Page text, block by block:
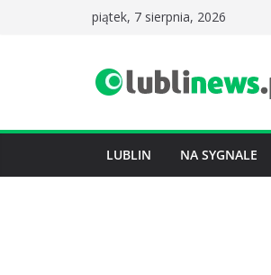
piątek, 7 sierpnia, 2026
LUBLIN NA SYGNALE